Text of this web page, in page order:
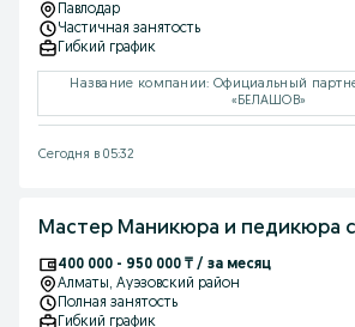
Павлодар
Частичная занятость
Гибкий график
Название компании: Официальный
«БЕЛАШОВ»
Сегодня в 05:32
Мастер Маникюра и педикюра
400 000 - 950 000 ₸ / за месяц
Алматы , Ауэзовский район
Полная занятость
Гибкий график